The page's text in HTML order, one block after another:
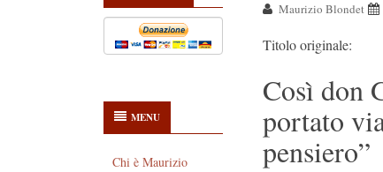
MENU
Chi è Maurizio
Maurizio Blondet
Titolo originale:
Così don
portato
pensiero”